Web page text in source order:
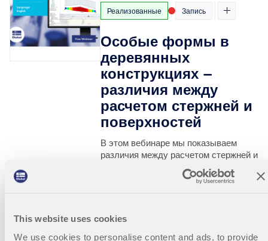
This website uses cookies
We use cookies to personalise content and ads, to provide
Реализованные Запись
Особые формы в
деревянных
конструкциях –
различия между
расчетом стержней и
поверхностей
В этом вебинаре мы показываем
различия между расчетом стержней и
поверхностей для специальных форм в
деревянных конструкциях.
2025-
Английский